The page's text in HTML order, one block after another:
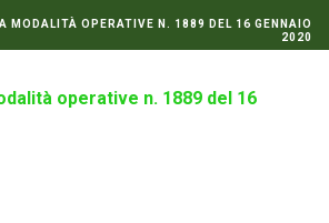
MODALITÀ OPERATIVE N. 1889 DEL 16 GENNAIO
2020
operative n. 1889 del 16